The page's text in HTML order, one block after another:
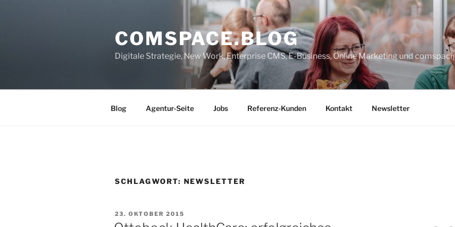
COMSPACE.BLOG
Digitale Strategie, New Work, Enterprise CMS, E-Business, Online Marketing und
Blog Agentur-Seite Jobs Referenz-Kunden Kontakt Newsletter
SCHLAGWORT: NEWSLETTER
VERÖFFENTLICHT
AM
23. OKTOBER 2015